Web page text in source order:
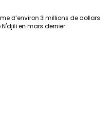
d’environ 3 millions de dollars
en mars dernier